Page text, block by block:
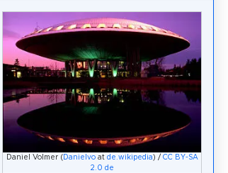
Daniel Volmer ( Danielvoat de.wikipedia ) / CC BY-SA
2.0 de